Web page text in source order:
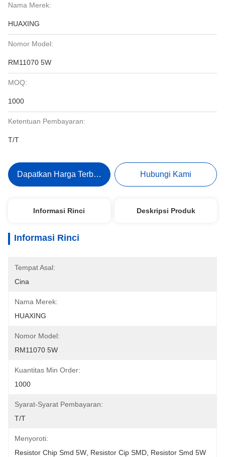
Nama Merek:
HUAXING
Nomor Model:
RM11070 5W
MOQ:
1000
Ketentuan Pembayaran:
T/T
Dapatkan Harga Terbaik Hubungi Kami
Informasi Rinci Deskripsi Produk
Informasi Rinci
Tempat Asal:
Cina
Nama Merek:
HUAXING
Nomor Model:
RM11070 5W
Kuantitas Min Order:
1000
Syarat-Syarat Pembayaran:
T/T
Menyoroti:
Resistor Chip Smd 5W Resistor Cip SMD Resistor Smd 5W